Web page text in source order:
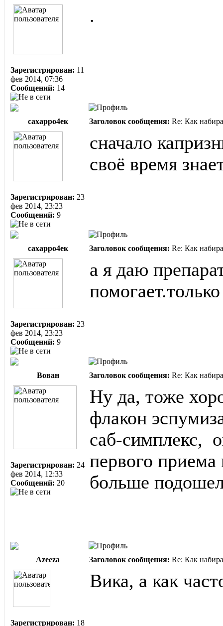
Зарегистрирован: 11
фев 2014, 07:36
Сообщений: 14
.
сахарро4ек Заголовок сообщения: Re: Как
Зарегистрирован: 23
фев 2014, 23:23
Сообщений: 9
​сначало
своё время
сахарро4ек Заголовок сообщения: Re: Как
Зарегистрирован: 23
фев 2014, 23:23
Сообщений: 9
​а я даю
Вован Заголовок сообщения: Re: Как
Зарегистрирован: 24
фев 2014, 12:33
Сообщений: 20
Ну да, тоже
флакон
саб-симплекс,
первого
больше
Azeeza Заголовок сообщения: Re: Как
Зарегистрирован: 18
Вика, а как